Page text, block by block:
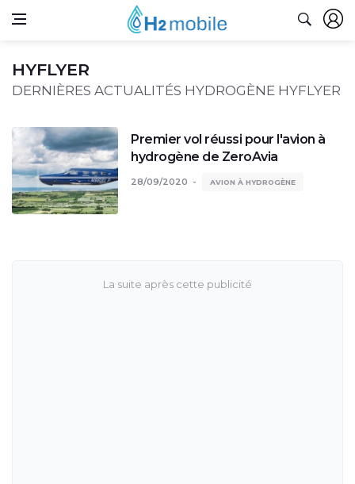
HYFLYER
DERNIÈRES ACTUALITÉS HYDROGÈNE HYFLYER
Premier vol réussi pour l'avion à
hydrogène de ZeroAvia
28/09/2020 AVION À HYDROGÈNE